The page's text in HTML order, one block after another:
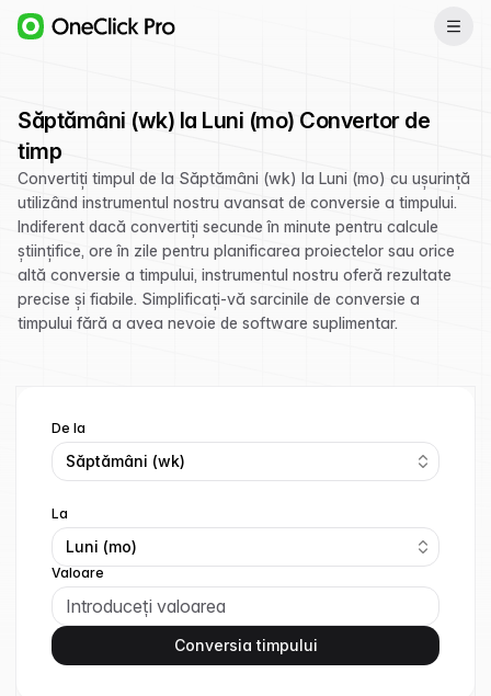
Săptămâni (wk) la Luni (mo) Convertor de
timp
Convertiți timpul de la Săptămâni (wk) la Luni (mo) cu ușurință
utilizând instrumentul nostru avansat de conversie a timpului.
Indiferent dacă convertiți secunde în minute pentru calcule
științifice, ore în zile pentru planificarea proiectelor sau orice
altă conversie a timpului, instrumentul nostru oferă rezultate
precise și fiabile. Simplificați-vă sarcinile de conversie a
timpului fără a avea nevoie de software suplimentar.
De la
Săptămâni (wk)
La
Luni (mo)
Valoare
Conversia timpului